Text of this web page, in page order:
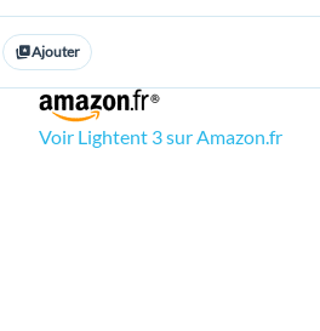
Ajouter
Voir Lightent 3 sur Amazon.fr